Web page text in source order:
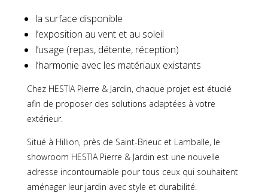
la surface disponible
l’exposition au vent et au soleil
l’usage (repas, détente, réception)
l’harmonie avec les matériaux existants
Chez HESTIA Pierre & Jardin, chaque projet est étudié
afin de proposer des solutions adaptées à votre
extérieur.
Situé à Hillion, près de Saint-Brieuc et Lamballe, le
showroom HESTIA Pierre & Jardin est une nouvelle
adresse incontournable pour tous ceux qui souhaitent
aménager leur jardin avec style et durabilité.